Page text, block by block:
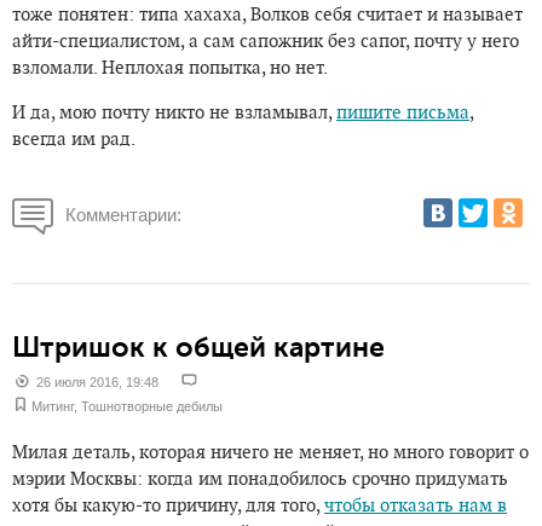
тоже понятен: типа хахаха, Волков себя считает и называет
айти-специалистом, а сам сапожник без сапог, почту у него
взломали. Неплохая попытка, но нет.
И да, мою почту никто не взламывал,пишите письма,
всегда им рад.
Комментарии:
Штришок к общей картине
26 июля 2016, 19:48
Митинг, Тошнотворные дебилы
Милая деталь, которая ничего не меняет, но много говорит о
мэрии Москвы: когда им понадобилось срочно придумать
хотя бы какую-то причину, для того,чтобы отказать нам в